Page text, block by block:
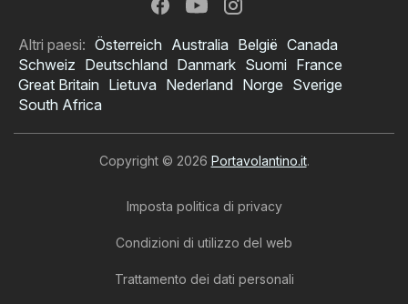
Altri paesi: Österreich Australia België Canada
Schweiz Deutschland Danmark Suomi France
Great Britain Lietuva Nederland Norge Sverige
South Africa
Copyright © 2026 Portavolantino.it.
Imposta politica di privacy
Condizioni di utilizzo del web
Trattamento dei dati personali